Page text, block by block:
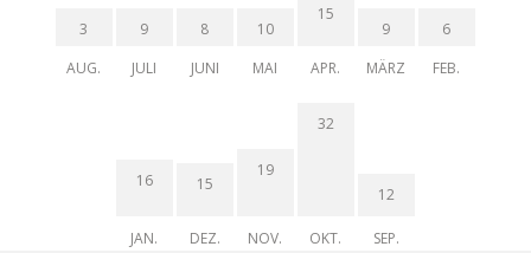
3
AUG.
9
JULI
8
JUNI
10
MAI
15
APR.
9
MÄRZ
6
FEB.
16
JAN.
15
DEZ.
19
NOV.
32
OKT.
12
SEP.